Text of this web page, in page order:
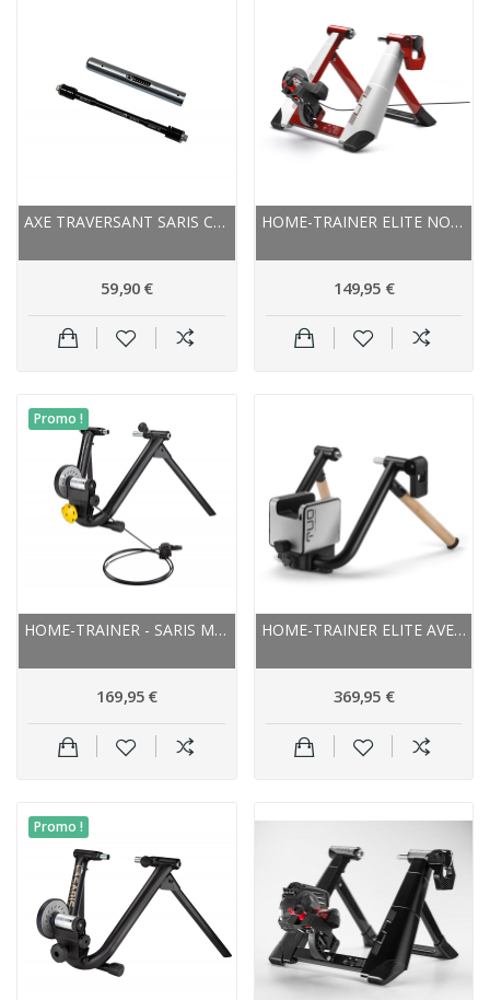
AXE TRAVERSANT SARIS CONVERTISSEUR...
59,90 €
HOME-TRAINER ELITE NOVO FORCE PACK
149,95 €
HOME-TRAINER - SARIS MAG+ - AVEC ROUE ARRIÈRE
169,95 €
Promo !
HOME-TRAINER ELITE AVEC ROUE ARRIÈRE TUO SMART...
369,95 €
Promo !